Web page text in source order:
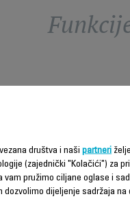
društva i naši partneri
(zajednički "Kolačići") za
vam pružimo ciljane oglase i
dozvolimo dijeljenje sadržaja